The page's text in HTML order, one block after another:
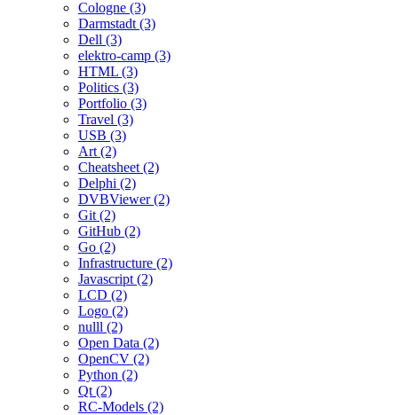
Cologne (3)
Darmstadt (3)
Dell (3)
elektro-camp (3)
HTML (3)
Politics (3)
Portfolio (3)
Travel (3)
USB (3)
Art (2)
Cheatsheet (2)
Delphi (2)
DVBViewer (2)
Git (2)
GitHub (2)
Go (2)
Infrastructure (2)
Javascript (2)
LCD (2)
Logo (2)
nulll (2)
Open Data (2)
OpenCV (2)
Python (2)
Qt (2)
RC-Models (2)